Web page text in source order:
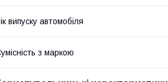
випуску автомобіля
з маркою